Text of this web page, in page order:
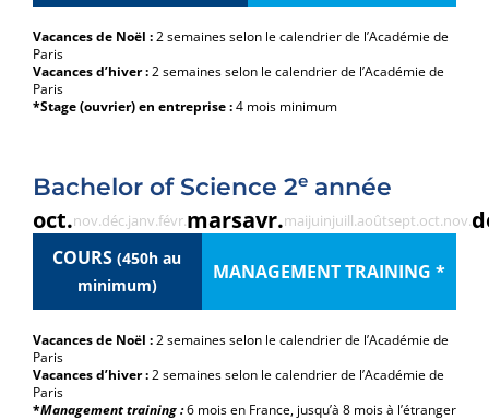
Vacances de Noël :2 semaines selon le calendrier de l’Académie de
Paris
Vacances d’hiver :2 semaines selon le calendrier de l’Académie de
Paris
*Stage (ouvrier) en entreprise :4 mois minimum
Bachelor of Science 2eannée
oct.nov.déc.janv.févr.marsavr.maijuinjuill.aoûtsept.oct.nov.
COURS(450h au
minimum)
MANAGEMENT TRAINING *
Vacances de Noël :2 semaines selon le calendrier de l’Académie de
Paris
Vacances d’hiver :2 semaines selon le calendrier de l’Académie de
Paris
*Management training :6 mois en France, jusqu’à 8 mois à l’étranger